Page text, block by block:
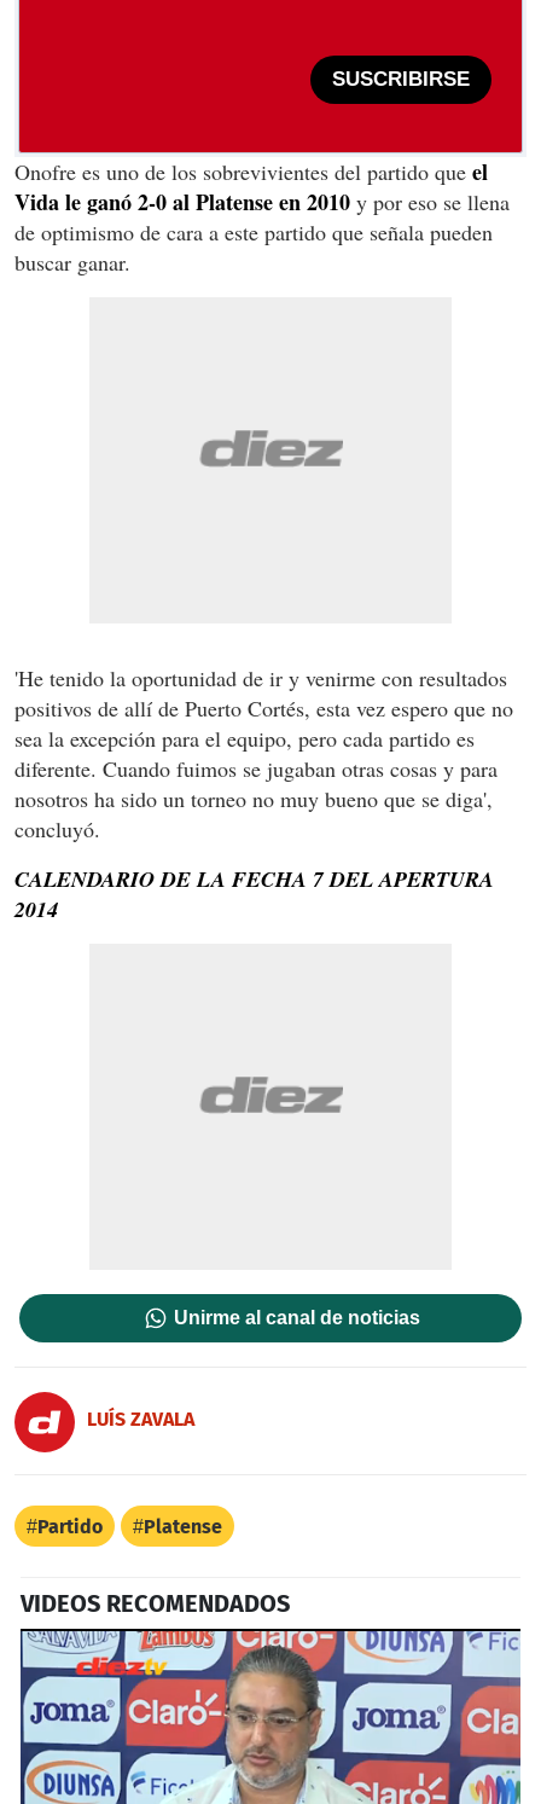
SUSCRIBIRSE
Onofre es uno de los sobrevivientes del partido que el
Vida le ganó 2-0 al Platense en 2010 y por eso se llena
de optimismo de cara a este partido que señala pueden
buscar ganar.
'He tenido la oportunidad de ir y venirme con resultados
positivos de allí de Puerto Cortés, esta vez espero que no
sea la excepción para el equipo, pero cada partido es
diferente. Cuando fuimos se jugaban otras cosas y para
nosotros ha sido un torneo no muy bueno que se diga',
concluyó.
CALENDARIO DE LA FECHA 7 DEL APERTURA
2014
Unirme al canal de noticias
LUÍS ZAVALA
Partido Platense
VIDEOS RECOMENDADOS